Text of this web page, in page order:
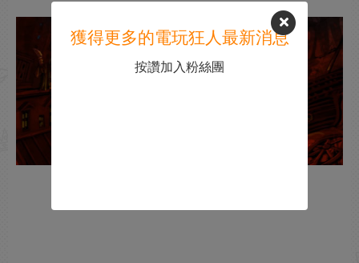
獲得更多的電玩狂人最新消息
按讚加入粉絲團